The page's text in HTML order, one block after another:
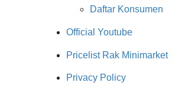
Daftar Konsumen
Official Youtube
Pricelist Rak Minimarket
Privacy Policy